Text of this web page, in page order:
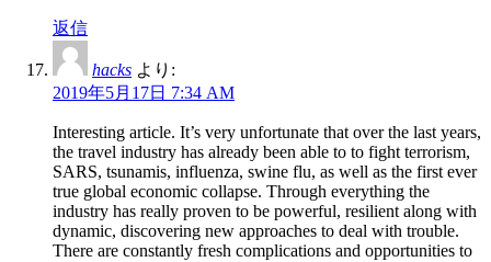
返信
hacks より:
2019年5月17日 7:34 AM
Interesting article. It’s very unfortunate that over the last years,
the travel industry has already been able to to fight terrorism,
SARS, tsunamis, influenza, swine flu, as well as the first ever
true global economic collapse. Through everything the
industry has really proven to be powerful, resilient along with
dynamic, discovering new approaches to deal with trouble.
There are constantly fresh complications and opportunities to